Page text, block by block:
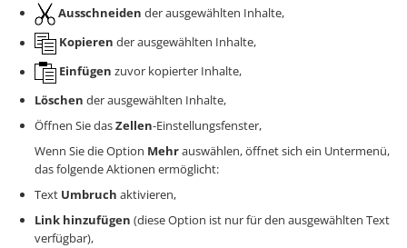
Ausschneiden der ausgewählten Inhalte,
Kopieren der ausgewählten Inhalte,
Einfügen zuvor kopierter Inhalte,
Löschen der ausgewählten Inhalte,
Öffnen Sie dasZellen-Einstellungsfenster,
Wenn Sie die Option Mehrauswählen, öffnet sich ein Untermenü,
das folgende Aktionen ermöglicht:
Text Umbruch aktivieren,
Link hinzufügen (diese Option ist nur für den ausgewählten Text
verfügbar),